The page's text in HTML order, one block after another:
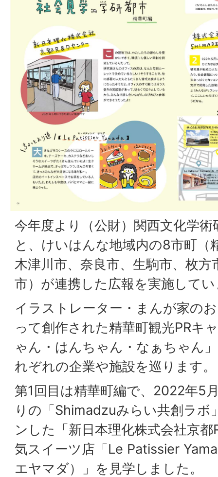
今年度より（公財）関西文化学術
と、けいはんな地域内の8市町（
木津川市、奈良市、生駒市、枚方
市）が連携した広報を実施して
イラストレーター・まんが家の
って創作された精華町観光PRキ
ゃん・はんちゃん・なぁちゃん
れぞれの企業や施設を巡ります。
第1回目は精華町編で、2022年5
りの「Shimadzuみらい共創ラボ
ンした「新日本理化株式会社京
気スイーツ店「Le Patissier
エヤマダ）」を見学しました。